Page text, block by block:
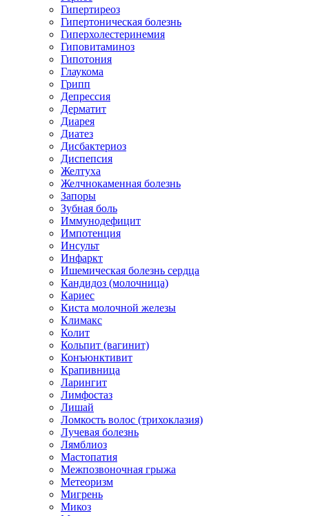
Гипертиреоз
Гипертоническая болезнь
Гиперхолестеринемия
Гиповитаминоз
Гипотония
Глаукома
Грипп
Депрессия
Дерматит
Диарея
Диатез
Дисбактериоз
Диспепсия
Желтуха
Желчнокаменная болезнь
Запоры
Зубная боль
Иммунодефицит
Импотенция
Инсульт
Инфаркт
Ишемическая болезнь сердца
Кандидоз (молочница)
Кариес
Киста молочной железы
Климакс
Колит
Кольпит (вагинит)
Конъюнктивит
Крапивница
Ларингит
Лимфостаз
Лишай
Ломкость волос (трихоклазия)
Лучевая болезнь
Лямблиоз
Мастопатия
Межпозвоночная грыжа
Метеоризм
Мигрень
Микоз